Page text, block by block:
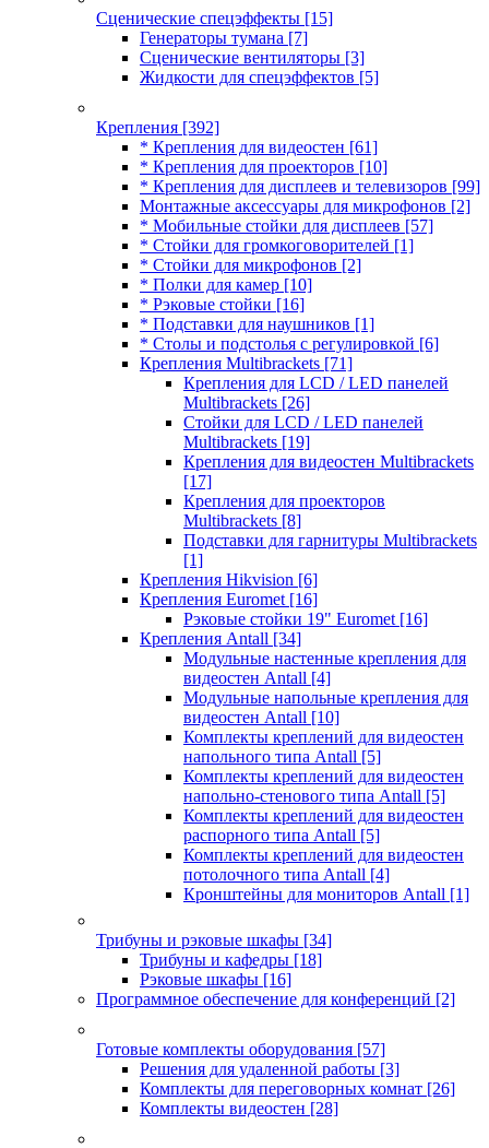
Сценические спецэффекты [15]
Генераторы тумана [7]
Сценические вентиляторы [3]
Жидкости для спецэффектов [5]
Крепления [392]
* Крепления для видеостен [61]
* Крепления для проекторов [10]
* Крепления для дисплеев и телевизоров [99]
Монтажные аксессуары для микрофонов [2]
* Мобильные стойки для дисплеев [57]
* Стойки для громкоговорителей [1]
* Стойки для микрофонов [2]
* Полки для камер [10]
* Рэковые стойки [16]
* Подставки для наушников [1]
* Столы и подстолья с регулировкой [6]
Крепления Multibrackets [71]
Крепления для LCD / LED панелей
Multibrackets [26]
Стойки для LCD / LED панелей
Multibrackets [19]
Крепления для видеостен Multibrackets
[17]
Крепления для проекторов
Multibrackets [8]
Подставки для гарнитуры Multibrackets
[1]
Крепления Hikvision [6]
Крепления Euromet [16]
Рэковые стойки 19" Euromet [16]
Крепления Antall [34]
Модульные настенные крепления для
видеостен Antall [4]
Модульные напольные крепления для
видеостен Antall [10]
Комплекты креплений для видеостен
напольного типа Antall [5]
Комплекты креплений для видеостен
напольно-стенового типа Antall [5]
Комплекты креплений для видеостен
распорного типа Antall [5]
Комплекты креплений для видеостен
потолочного типа Antall [4]
Кронштейны для мониторов Antall [1]
Трибуны и рэковые шкафы [34]
Трибуны и кафедры [18]
Рэковые шкафы [16]
Программное обеспечение для конференций [2]
Готовые комплекты оборудования [57]
Решения для удаленной работы [3]
Комплекты для переговорных комнат [26]
Комплекты видеостен [28]